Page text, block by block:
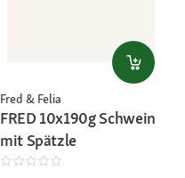
Fred & Felia
FRED 10x190g Schwein
mit Spätzle